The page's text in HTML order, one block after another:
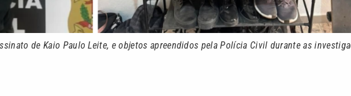
de Kaio Paulo Leite, e objetos apreendidos pela Polícia Civil durante as